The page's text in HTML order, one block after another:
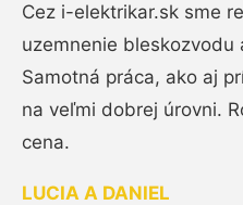
Cez i-elektrikar.sk sme
uzemnenie bleskozvodu
Samotná práca, ako aj
na veľmi dobrej úrovni.
cena.
LUCIA A DANIEL